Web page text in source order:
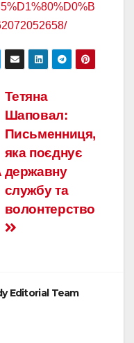
Тетяна
Шаповал:
Письменниця,
яка поєднує
державну
службу та
волонтерство
Editorial Team